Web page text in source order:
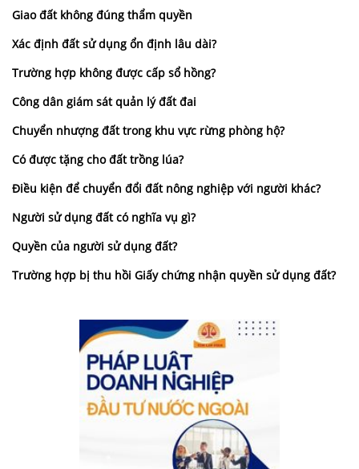
Giao đất không đúng thẩm quyền
Xác định đất sử dụng ổn định lâu dài?
Trường hợp không được cấp sổ hồng?
Công dân giám sát quản lý đất đai
Chuyển nhượng đất trong khu vực rừng phòng hộ?
Có được tặng cho đất trồng lúa?
Điều kiện để chuyển đổi đất nông nghiệp với người khác?
Người sử dụng đất có nghĩa vụ gì?
Quyền của người sử dụng đất?
Trường hợp bị thu hồi Giấy chứng nhận quyền sử dụng đất?